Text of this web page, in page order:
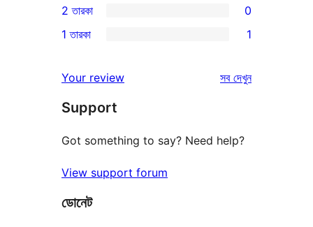
রিভিউ
স্টার
রিভিউ
3-
স্টার
2-
রিভিউ
2 তারকা 0
স্টার
রিভিউ
1 তারকা 1
Your review সবরিভিউ
দেখুন
Support
Got something to say? Need help?
View support forum
ডোনেট